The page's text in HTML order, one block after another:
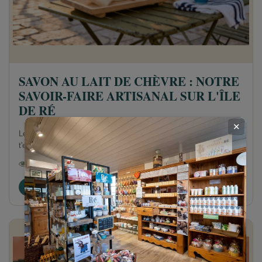
SAVON AU LAIT DE CHÈVRE : NOTRE
SAVOIR-FAIRE ARTISANAL SUR L'ÎLE
DE RÉ
1756 Vues 0 Aimé
Le savon au lait de chèvre fait partie de l'histoire de l'île de Ré. Je
t'emmène dans les coulisses de notre fabrication artisanale.
Lire
✕